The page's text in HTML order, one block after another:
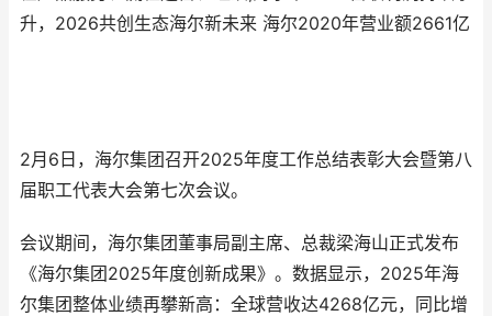
升，2026共创生态海尔新未来 海尔2020年营业额2661亿
2月6日，海尔集团召开2025年度工作总结表彰大会暨第八
届职工代表大会第七次会议。
会议期间，海尔集团董事局副主席、总裁梁海山正式发布
《海尔集团2025年度创新成果》。数据显示，2025年海
尔集团整体业绩再攀新高：全球营收达4268亿元，同比增